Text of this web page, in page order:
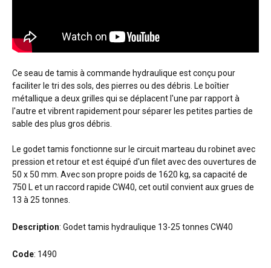
Ce seau de tamis à commande hydraulique est conçu pour
faciliter le tri des sols, des pierres ou des débris. Le boîtier
métallique a deux grilles qui se déplacent l'une par rapport à
l'autre et vibrent rapidement pour séparer les petites parties de
sable des plus gros débris.
Le godet tamis fonctionne sur le circuit marteau du robinet avec
pression et retour et est équipé d'un filet avec des ouvertures de
50 x 50 mm. Avec son propre poids de 1620 kg, sa capacité de
750 L et un raccord rapide CW40, cet outil convient aux grues de
13 à 25 tonnes.
Description: Godet tamis hydraulique 13-25 tonnes CW40
Code: 1490